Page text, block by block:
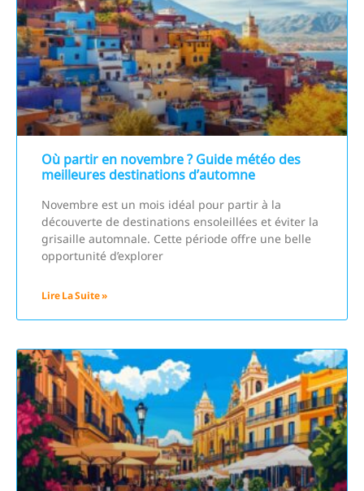
Où partir en novembre ? Guide météo des
meilleures destinations d’automne
Novembre est un mois idéal pour partir à la
découverte de destinations ensoleillées et éviter la
grisaille automnale. Cette période offre une belle
opportunité d’explorer
Lire La Suite »